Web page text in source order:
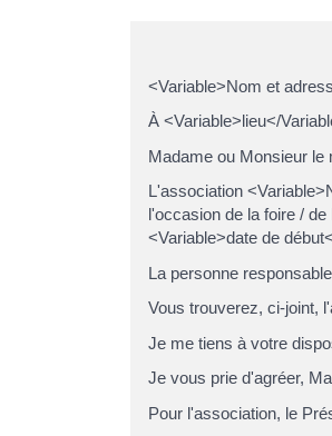
<Variable>Nom et
À <Variable>lieu</
Madame ou Monsieur le
L'association
l'occasion de la foire /
<Variable>date de
La personne
Vous trouverez, ci-joint,
Je me tiens à votre
Je vous prie d'agréer,
Pour l'association, le